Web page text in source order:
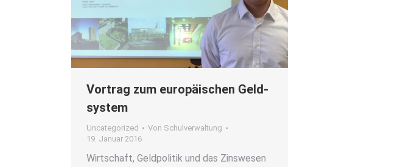
Vor­trag zum euro­päi­schen Geld­
sys­tem
Uncategorized Von Schulverwaltung
19. Januar 2016
Wirt­schaft, Geld­po­li­tik und das Zins­we­sen